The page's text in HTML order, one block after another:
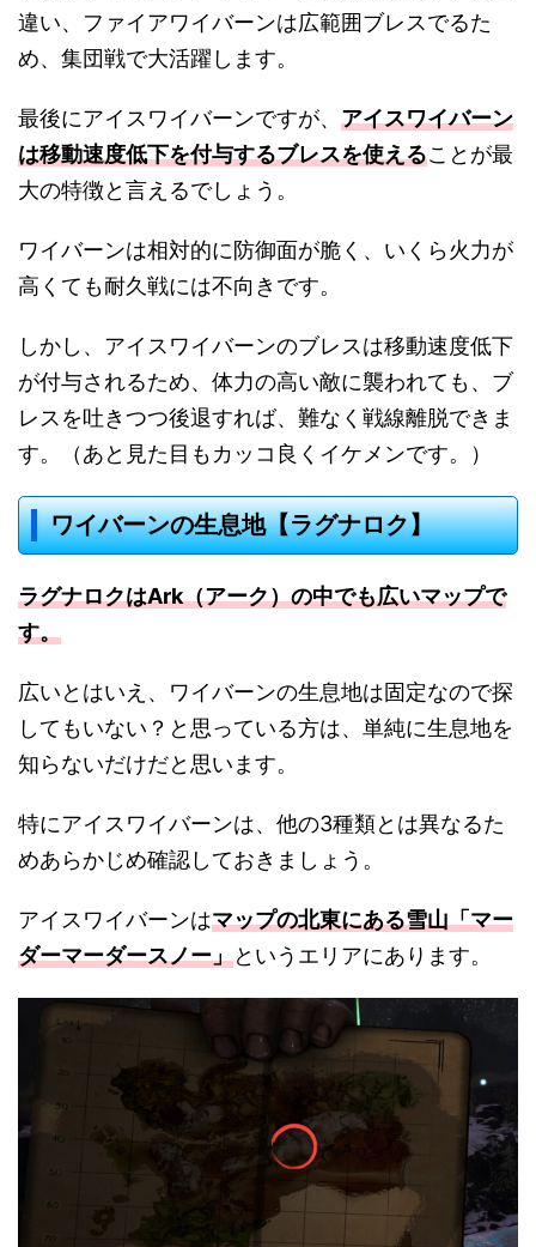
違い、ファイアワイバーンは広範囲ブレスでるた
め、集団戦で大活躍します。
最後にアイスワイバーンですが、 アイスワイバーン
は移動速度低下を付与するブレスを使えることが最
大の特徴と言えるでしょう。
ワイバーンは相対的に防御面が脆く、いくら火力が
高くても耐久戦には不向きです。
しかし、アイスワイバーンのブレスは移動速度低下
が付与されるため、体力の高い敵に襲われても、ブ
レスを吐きつつ後退すれば、難なく戦線離脱できま
す。（あと見た目もカッコ良くイケメンです。）
ワイバーンの生息地【ラグナロク】
ラグナロクはArk（アーク）の中でも広いマップで
す。
広いとはいえ、ワイバーンの生息地は固定なので探
してもいない？と思っている方は、単純に生息地を
知らないだけだと思います。
特にアイスワイバーンは、他の3種類とは異なるた
めあらかじめ確認しておきましょう。
アイスワイバーンはマップの北東にある雪山「マー
ダーマーダースノー」というエリアにあります。